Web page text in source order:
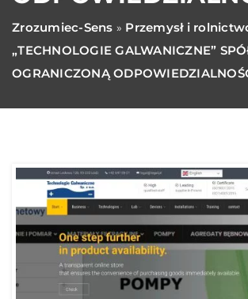
Zrozumiec-Sens » Przemysł i
„TECHNOLOGIE GALWANICZNE”
OGRANICZONĄ